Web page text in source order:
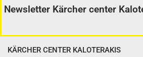
Newsletter Kärcher center
KÄRCHER CENTER KALOTERAKIS